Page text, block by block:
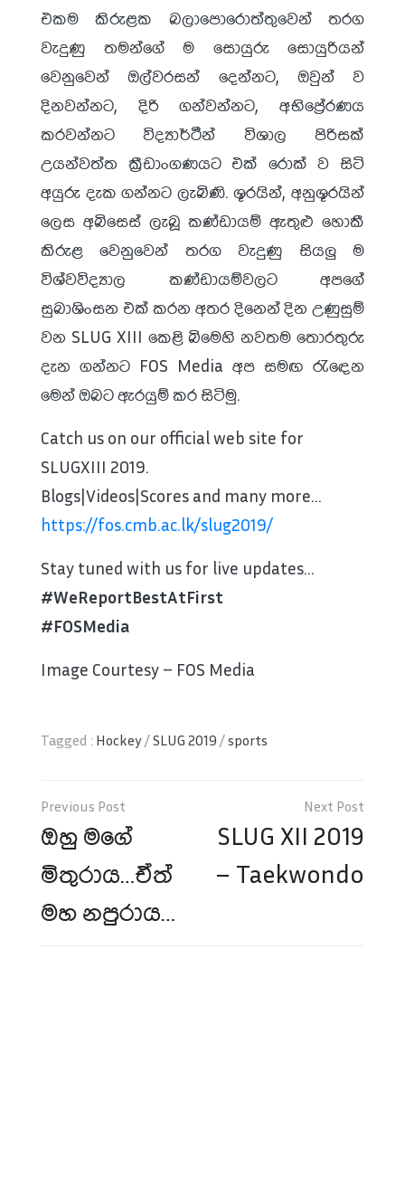
එකම කිරුළක බලාපොරොත්තුවෙන් තරග
වැදුණු තමන්ගේ ම සොයුරු සොයුරියන්
වෙනුවෙන් ඔල්වරසන් දෙන්නට, ඔවුන් ව
දිනවන්නට, දිරි ගන්වන්නට, අභිප්‍රේරණය
කරවන්නට විද්‍යාර්ථීන් විශාල පිරිසක්
උයන්වත්ත ක්‍රීඩාංගණයට එක් රොක් ව සිටි
අයුරු දැක ගන්නට ලැබිණි. ශූරයින්, අනුශූරයින්
ලෙස අබිසෙස් ලැබූ කණ්ඩායම් ඇතුළු හොකී
කිරුළ වෙනුවෙන් තරග වැදුණු සියලු ම
විශ්වවිද්‍යාල කණ්ඩායම්වලට අපගේ
සුබාශිංසන එක් කරන අතර දිනෙන් දින උණුසුම්
වන SLUG XIII කෙළි බිමෙහි නවතම තොරතුරු
දැන ගන්නට FOS Media අප සමඟ රැඳෙන
මෙන් ඔබට ඇරයුම් කර සිටිමු.
Catch us on our official web site for
SLUGXIII 2019.
Blogs|Videos|Scores and many more…
https://fos.cmb.ac.lk/slug2019/
Stay tuned with us for live updates…
#WeReportBestAtFirst
#FOSMedia
Image Courtesy – FOS Media
Tagged : Hockey/SLUG 2019 /sports
Post
navigation
ඔහු මගේ
මිතුරාය…ඒත්
මහ නපුරාය…
SLUG XII 2019
– Taekwondo